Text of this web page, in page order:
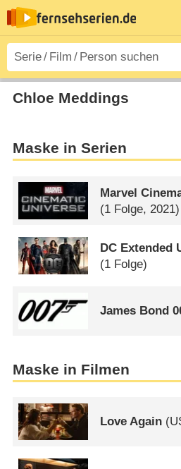
Chloe Meddings
Maske in Serien
Marvel
(1 Folge, 2021)
DC Extended
(1 Folge)
James Bond
Maske in Filmen
Love Again (